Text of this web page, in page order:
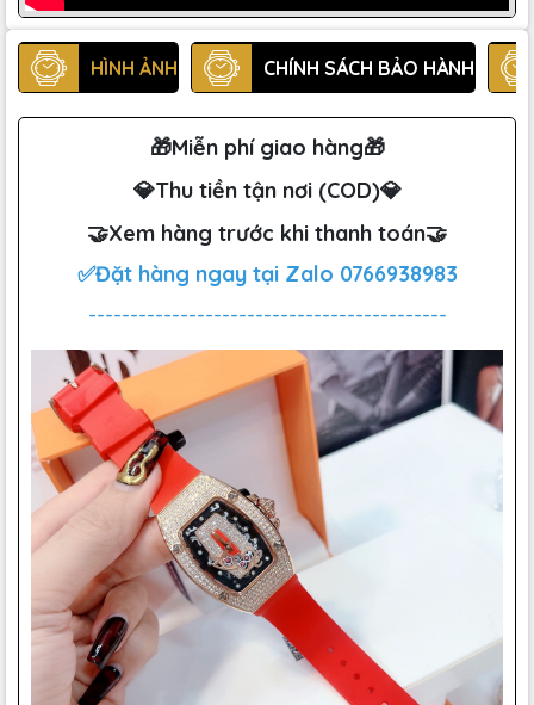
HÌNH ẢNH CHÍNH SÁCH BẢO HÀNH
🎁Miễn phí giao hàng🎁
💎Thu tiền tận nơi (COD)💎
🤝Xem hàng trước khi thanh toán🤝
✅Đặt hàng ngay tại Zalo 0766938983
-------------------------------------------